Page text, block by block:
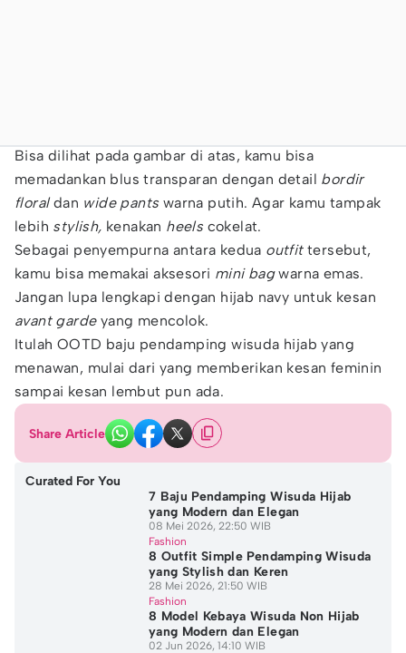
Bisa dilihat pada gambar di atas, kamu bisa
memadankan blus transparan dengan detail bordir
floraldan wide pantswarna putih. Agar kamu tampak
lebih stylish, kenakan heelscokelat.
Sebagai penyempurna antara kedua outfittersebut,
kamu bisa memakai aksesori mini bagwarna emas.
Jangan lupa lengkapi dengan hijab navy untuk kesan
avant gardeyang mencolok.
Itulah OOTD baju pendamping wisuda hijab yang
menawan, mulai dari yang memberikan kesan feminin
sampai kesan lembut pun ada.
Share Article
Curated For You
7 Baju Pendamping Wisuda Hijab
yang Modern dan Elegan
08 Mei 2026, 22:50 WIB
Fashion
8 Outfit Simple Pendamping Wisuda
yang Stylish dan Keren
28 Mei 2026, 21:50 WIB
Fashion
8 Model Kebaya Wisuda Non Hijab
yang Modern dan Elegan
02 Jun 2026, 14:10 WIB